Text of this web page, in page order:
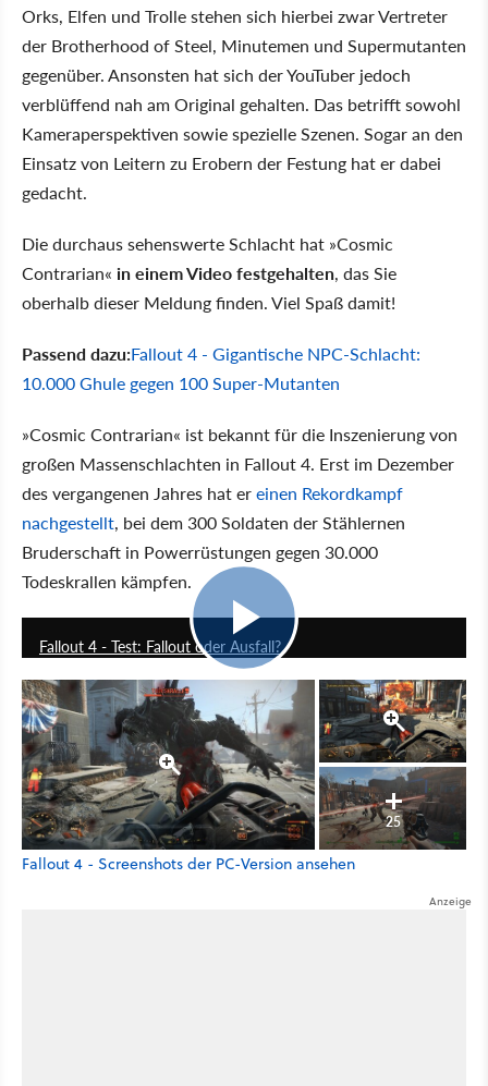
Orks, Elfen und Trolle stehen sich hierbei zwar Vertreter
der Brotherhood of Steel, Minutemen und Supermutanten
gegenüber. Ansonsten hat sich der YouTuber jedoch
verblüffend nah am Original gehalten. Das betrifft sowohl
Kameraperspektiven sowie spezielle Szenen. Sogar an den
Einsatz von Leitern zu Erobern der Festung hat er dabei
gedacht.
Die durchaus sehenswerte Schlacht hat »Cosmic
Contrarian« in einem Video festgehalten, das Sie
oberhalb dieser Meldung finden. Viel Spaß damit!
Passend dazu:Fallout 4 - Gigantische NPC-Schlacht:
10.000 Ghule gegen 100 Super-Mutanten
»Cosmic Contrarian« ist bekannt für die Inszenierung von
großen Massenschlachten in Fallout 4. Erst im Dezember
des vergangenen Jahres hat ereinen Rekordkampf
nachgestellt, bei dem 300 Soldaten der Stählernen
Bruderschaft in Powerrüstungen gegen 30.000
Todeskrallen kämpfen.
Fallout 4 - Test: Fallout oder Ausfall?
25
Fallout 4 - Screenshots der PC-Version ansehen